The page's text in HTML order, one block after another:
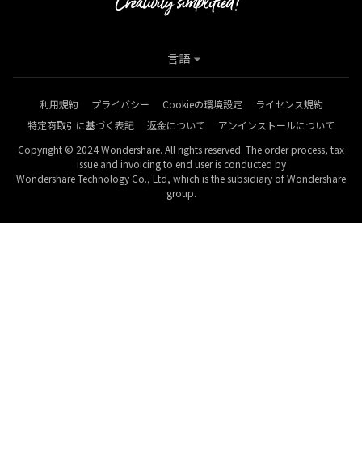
利用規約 プライバシー Cookieの環境設定
ライセンス規約
特定商取引に基づく表記
返金について
アンインストールについて
Copyright © 2024 Wondershare. All rights reserved. The order process, tax
issue and invoicing to end user is conducted by
Wondershare Technology Co., Ltd, which is the subsidiary of Wondershare
group.
言語